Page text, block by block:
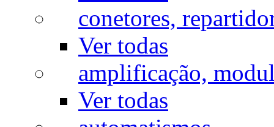
conetores,
Ver todas
amplificação,
Ver todas